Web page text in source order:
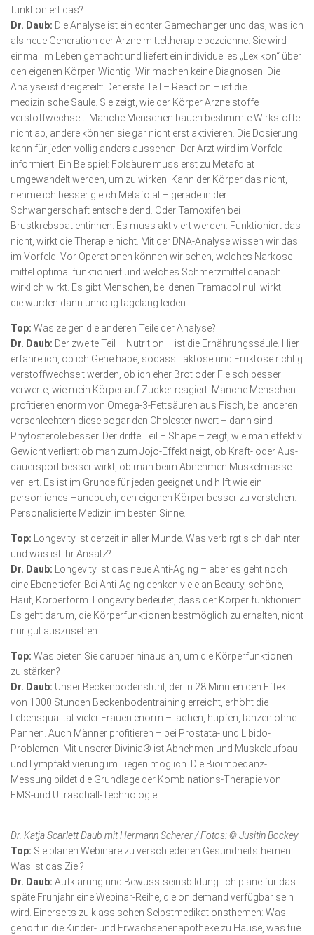
funktioniert das?
Dr. Daub: Die Analyse ist ein echter Gamechanger und das, was ich
als neue Generation der Arzneimitteltherapie bezeichne. Sie wird
einmal im Leben gemacht und liefert ein individuelles „Lexikon“ über
den eigenen Körper. Wichtig: Wir machen keine Diagnosen! Die
Analyse ist dreigeteilt: Der erste Teil – Reaction – ist die
medizinische Säule. Sie zeigt, wie der Körper Arzneistoffe
verstoffwechselt. Manche Menschen bauen bestimmte Wirkstoffe
nicht ab, andere können sie gar nicht erst aktivieren. Die Dosierung
kann für jeden völlig anders aussehen. Der Arzt wird im Vorfeld
informiert. Ein Beispiel: Folsäure muss erst zu Metafolat
umgewandelt werden, um zu wirken. Kann der Körper das nicht,
nehme ich besser gleich Metafolat – gerade in der
Schwangerschaft entscheidend. Oder Tamoxifen bei
Brustkrebspatientinnen: Es muss aktiviert werden. Funktioniert das
nicht, wirkt die Therapie nicht. Mit der DNA-Analyse wissen wir das
im Vorfeld. Vor Opera­tionen können wir sehen, welches Narkose­
mittel optimal funktioniert und welches Schmerzmittel danach
wirklich wirkt. Es gibt Menschen, bei denen Tramadol null wirkt –
die würden dann unnötig tagelang leiden.
Top: Was zeigen die anderen Teile der Analyse?
Dr. Daub: Der zweite Teil – Nutrition – ist die Ernährungssäule. Hier
erfahre ich, ob ich Gene habe, sodass Laktose und Fruktose richtig
verstoffwechselt werden, ob ich eher Brot oder Fleisch besser
verwerte, wie mein Körper auf Zucker reagiert. Manche Men­schen
profitieren enorm von Omega-3-Fettsäuren aus Fisch, bei anderen
verschlechtern diese sogar den Cholesterinwert – dann sind
Phytosterole besser. Der dritte Teil – Shape – zeigt, wie man effektiv
Gewicht verliert: ob man zum Jojo-Effekt neigt, ob Kraft- oder Aus­
dauersport besser wirkt, ob man beim Abnehmen Muskel­masse
verliert. Es ist im Grunde für jeden geeignet und hilft wie ein
persönliches Handbuch, den eigenen Körper besser zu verstehen.
Personalisierte Medizin im besten Sinne.
Top:
Longevity ist derzeit in aller Munde. Was verbirgt sich dahinter
und was ist Ihr Ansatz?
Dr. Daub:
Longevity ist das neue Anti-Aging – aber es geht noch
eine Ebene tiefer. Bei Anti-Aging denken viele an Beauty, schöne,
Haut, Körperform. Longevity bedeutet, dass der Körper funktioniert.
Es geht darum, die Körperfunktionen bestmöglich zu erhalten, nicht
nur gut auszusehen.
Top: Was bieten Sie darüber hinaus an, um die Körperfunktionen
zu stärken?
Dr. Daub: Unser Beckenbodenstuhl, der in 28 Minu­ten den Effekt
von 1000 Stunden Beckenboden­training erreicht, erhöht die
Lebensqualität vieler Frauen enorm – lachen, hüpfen, tanzen ohne
Pannen. Auch Männer profitieren – bei Prostata- und Libido-
Problemen. Mit unse­rer Divinia® ist Abnehmen und Muskelaufbau
und Lympfakti­vierung im Liegen möglich. Die Bioimpedanz-
Messung bildet die Grundlage der Kombinations-Therapie von
EMS-und Ultraschall-Technologie.
Dr. Katja Scarlett Daub mit Hermann Scherer / Fotos: © Jusitin Bockey
Top: Sie planen Webinare zu verschiedenen Gesundheits­themen.
Was ist das Ziel?
Dr. Daub: Aufklärung und Bewusstseinsbildung. Ich plane für das
späte Frühjahr eine Webinar-Reihe, die on demand verfügbar sein
wird. Einerseits zu klassischen Selbstmedikations­themen: Was
gehört in die Kinder- und Erwachsenenapotheke zu Hause, was tue